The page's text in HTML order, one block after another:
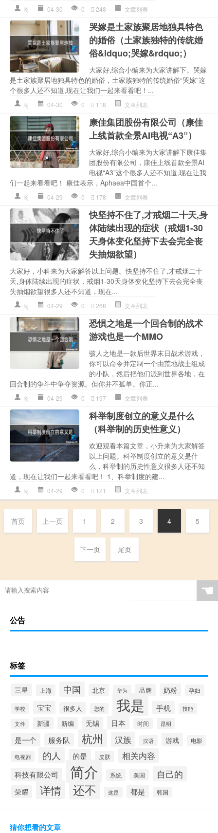
kj 04-30 0 248 文章列表
哭嫁是土家族聚居地独具特色
的婚俗（土家族独特的传统婚
俗&ldquo;哭嫁&rdquo;）
大家好,综合小编来为大家讲解下。哭嫁
是土家族聚居地独具特色的婚俗，土家族独特的传统婚俗“哭嫁”这
个很多人还不知道,现在让我们一起来看看吧！...
kj 04-30 0 118 文章列表
康佳集团股份有限公司（康佳
上线首款全景AI电视“A3”）
大家好,综合小编来为大家讲解下康佳集
团股份有限公司，康佳上线首款全景AI
电视“A3”这个很多人还不知道,现在让我
们一起来看看吧！ 康佳表示，Aphaea中国首个...
kj 04-29 0 178 文章列表
快坚持不住了,才戒烟二十天,身
体陆续出现的症状（戒烟1-30
天身体变化坚持下去会完全丧
失抽烟欲望）
大家好，小科来为大家解答以上问题。快坚持不住了,才戒烟二十
天,身体陆续出现的症状，戒烟1-30天身体变化坚持下去会完全丧
失抽烟欲望很多人还不知道，现在...
kj 04-29 0 268 文章列表
恐惧之地是一个回合制的战术
游戏也是一个MMO
骇人之地是一款后世界末日战术游戏，
你可以命令并定制一个由荒地战士组成
的小队，然后把他们派到世界各地，在
回合制的争斗中争夺资源。但你并不孤单。你正...
kj 04-29 0 197 文章列表
科举制度创立的意义是什么
（科举制的历史性意义）
欢迎观看本篇文章，小升来为大家解答
以上问题。科举制度创立的意义是什
么，科举制的历史性意义很多人还不知
道，现在让我们一起来看看吧！ 1、科举制度的建...
kj 04-29 0 121 文章列表
首页 上一页 1 2 3 4 5
下一页 尾页
☚
公告
标签
三星 上海 中国 北京 华为 品牌 奶粉 孕妇
学校 宝宝 很多人 您的 我是 手机 技能
文件 新疆 新编 无锡 日本 时间 昆明
是一个 服务队 杭州 汉族 汉语 游戏 电影
电视剧 的人 的是 皮肤 相关内容
科技有限公司 简介 系统 美国 自己的
荣耀 详情 还不 这是 都是 韩国
猜你想看的文章